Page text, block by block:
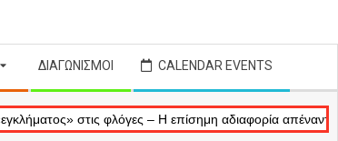
ΔΙΑΓΩΝΙΣΜΟΊ CALENDAR EVENTS
στις φλόγες – Η επίσημη αδιαφορία απέναντι στις